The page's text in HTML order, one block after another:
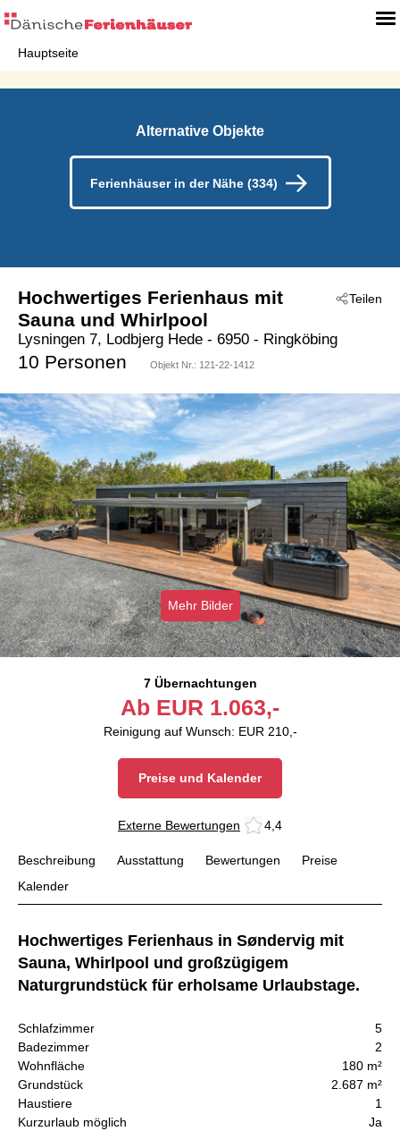
Hauptseite
Alternative Objekte
Ferienhäuser in der Nähe (334)
Teilen
Hochwertiges Ferienhaus mit
Sauna und Whirlpool
Lysningen 7, Lodbjerg Hede - 6950 - Ringköbing
10 Personen Objekt Nr.: 121-22-1412
Mehr Bilder
7 Übernachtungen
Ab EUR 1.063,-
Reinigung auf Wunsch: EUR 210,-
Preise und Kalender
Externe Bewertungen 4,4
Beschreibung Ausstattung Bewertungen
Preise
Kalender
Hochwertiges Ferienhaus in Søndervig mit
Sauna, Whirlpool und großzügigem
Naturgrundstück für erholsame Urlaubstage.
Schlafzimmer
5
Badezimmer
2
Wohnfläche
180 m²
Grundstück
2.687 m²
Haustiere
1
Kurzurlaub möglich
Ja